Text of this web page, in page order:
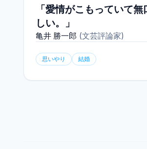
「愛情がこもっていて
しい。」
亀井 勝一郎 (文芸評論家)
思いやり 結婚